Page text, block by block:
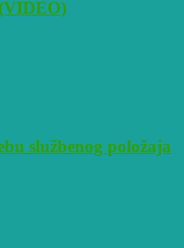
službenog položaja